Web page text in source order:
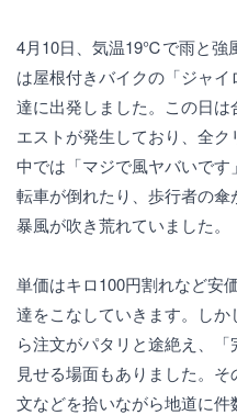
4月10日、気温19℃で雨と強
は屋根付きバイクの「ジャ
達に出発しました。この日
エストが発生しており、全
中では「マジで風ヤバいで
転車が倒れたり、歩行者の
暴風が吹き荒れていました。
単価はキロ100円割れなど安
達をこなしていきます。し
ら注文がパタリと途絶え、
見せる場面もありました。
文などを拾いながら地道に